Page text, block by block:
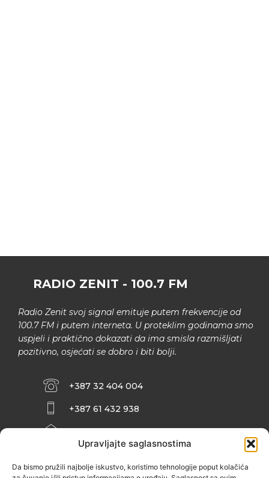
Upravljajte saglasnostima
Da bismo pružili najbolje iskustvo, koristimo tehnologije poput kolačića
RADIO ZENIT - 100.7 FM
Radio Zenit svoj signal emituje putem frekvencije od
100.7 FM i putem interneta. U proteklim godinama smo
uspjeli i praktično dokazati da ima smisla razmišljati
pozitivno, osjećati se dobro i biti bolji.
+387 32 404 004
+387 61 432 938
INFO@ZENIT.BA
ZENIČANKA, 3. SPRAT), 72000 ZENICA